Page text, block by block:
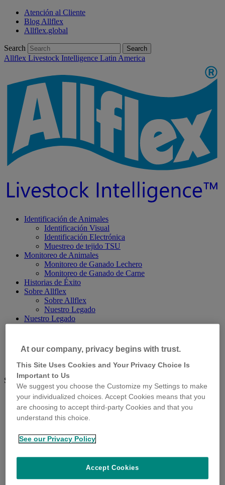
Atención al Cliente
Blog Allflex
Allflex.global
Search Search
Allflex Livestock Intelligence Latin America
Identificación de Animales
Identificación Visual
Identificación Electrónica
Muestreo de tejido TSU
Monitoreo de Animales
Monitoreo de Ganado Lechero
Monitoreo de Ganado de Carne
Historias de Éxito
Sobre Allflex
Sobre Allflex
Nuestro Legado
Nuestro Legado
Atención al Cliente
Blog Allflex
Allflex.global
Search
At our company, privacy begins with trust.
This Site Uses Cookies and Your Privacy Choice Is
Important to Us
We suggest you choose the Customize my Settings to make
your individualized choices. Accept Cookies means that you
are choosing to accept third-party Cookies and that you
understand this choice.
See our Privacy Policy
Accept Cookies